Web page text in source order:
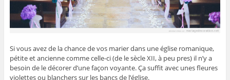
Si vous avez de la chance de vos marier dans une église romanique,
pétite et ancienne comme celle-ci (de le sècle XII, à peu pres) il n’y a
besoin de le décorer d’une façon voyante. Ça suffit avec unes fleures
violettes ou blanchers sur les bancs de l’église.